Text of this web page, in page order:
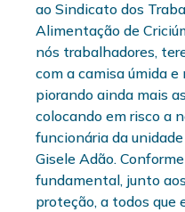
ao Sindicato dos
Alimentação de
nós trabalhadores,
com a camisa úmida
piorando ainda mais
colocando em risco a
funcionária da
Gisele Adão.
fundamental, junto
proteção, a todos que